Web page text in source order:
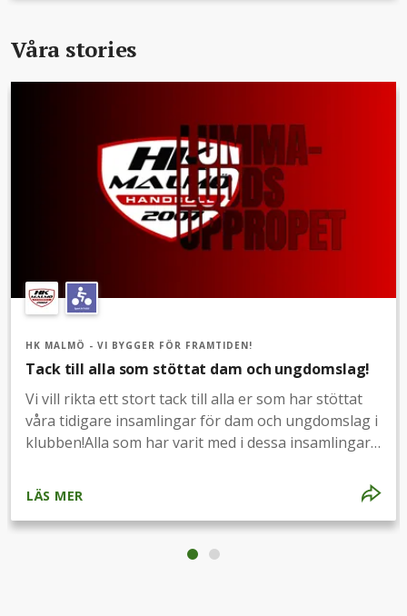
Våra stories
HK MALMÖ - VI BYGGER FÖR FRAMTIDEN!
Tack till alla som stöttat dam och ungdomslag!
Vi vill rikta ett stort tack till alla er som har stöttat
våra tidigare insamlingar för dam och ungdomslag i
klubben!Alla som har varit med i dessa insamlingar
Lummaludds upproret.
LÄS MER